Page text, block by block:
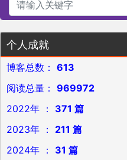
个人成就
博客总数： 613
阅读总量： 969972
2022年 ： 371 篇
2023年 ： 211 篇
2024年 ： 31 篇